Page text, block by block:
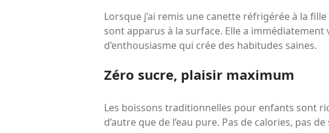
Lorsque j’ai remis une canette réfrigérée à la
sont apparus à la surface. Elle a
d’enthousiasme qui crée des habitudes saines.
Zéro sucre, plaisir maximum
Les boissons traditionnelles pour enfants sont
d’autre que de l’eau pure. Pas de calories, pas